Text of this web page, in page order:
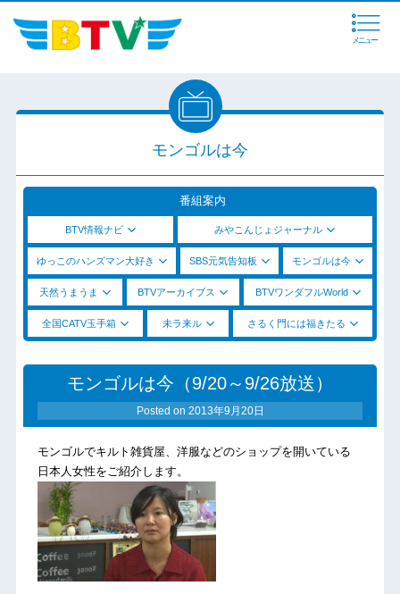
メニュー
モンゴルは今
番組案内
BTV情報ナビ みやこんじょジャーナル
ゆっこのハンズマン大好き SBS元気告知板 モンゴルは今
天然うまうま BTVアーカイブス BTVワンダフルWorld
全国CATV玉手箱 未ラ来ル さるく門には福きたる
モンゴルは今（9/20～9/26放送）
Posted on 2013年9月20日
モンゴルでキルト雑貨屋、洋服などのショップを開いている
日本人女性をご紹介します。